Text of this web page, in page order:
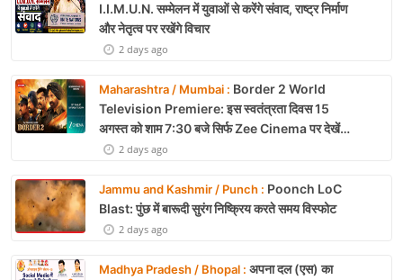
I.I.M.U.N. सम्मेलन में युवाओं से करेंगे संवाद, राष्ट्र निर्माण
और नेतृत्व पर रखेंगे विचार
2 days ago
Maharashtra / Mumbai : Border 2 World
Television Premiere: इस स्वतंत्रता दिवस 15
अगस्त को शाम 7:30 बजे सिर्फ Zee Cinema पर देखें
बॉर्डर 22 days ago
Jammu and Kashmir / Punch : Poonch LoC
Blast: पुंछ में बारूदी सुरंग निष्क्रिय करते समय विस्फोट
2 days ago
Madhya Pradesh / Bhopal : अपना दल (एस) का